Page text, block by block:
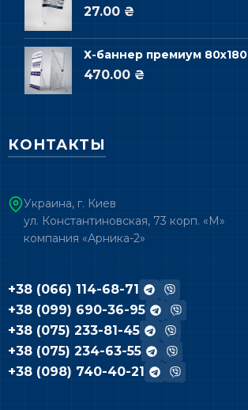
27.00 ₴
Х-баннер премиум 80х180
470.00 ₴
КОНТАКТЫ
Украина, г. Киев
ул. Константиновская, 73 корп. «М»
компания «Арника-2»
+38 (066) 114-68-71
+38 (099) 690-36-95
+38 (075) 233-81-45
+38 (075) 234-63-55
+38 (098) 740-40-21